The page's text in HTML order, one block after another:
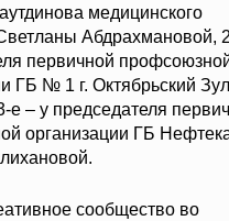
медицинского
Абдрахмановой,
первичной
ГБ № 1 г. Октябрьский
е – у председателя
организации ГБ
сообщество во